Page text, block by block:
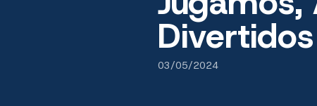
Divertidos
03/05/2024